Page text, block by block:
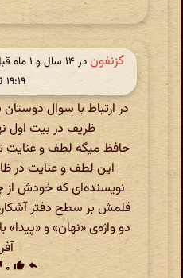
گزنفون
۱۹:۱۹
در ارتباط با سوال
ظریف در بیت اول
حافظ میگه لطف و عنایت
این لطف و عنایت در
نویسنده‌ای که خودش از
قلمش بر سطح دفتر
دو واژه‌ی «نهان» و
reply
thumb_up ۰